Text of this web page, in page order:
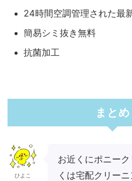
24時間空調管理された最
簡易シミ抜き無料
抗菌加工
まとめ
ひよこ
お近くにポニー
くは宅配クリー